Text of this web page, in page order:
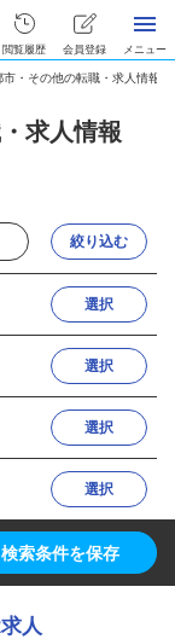
閲覧履歴 会員登録 メニュー
・その他の転職・求人情報
求人情報
絞り込む
選択
選択
選択
選択
検索条件を保存
人